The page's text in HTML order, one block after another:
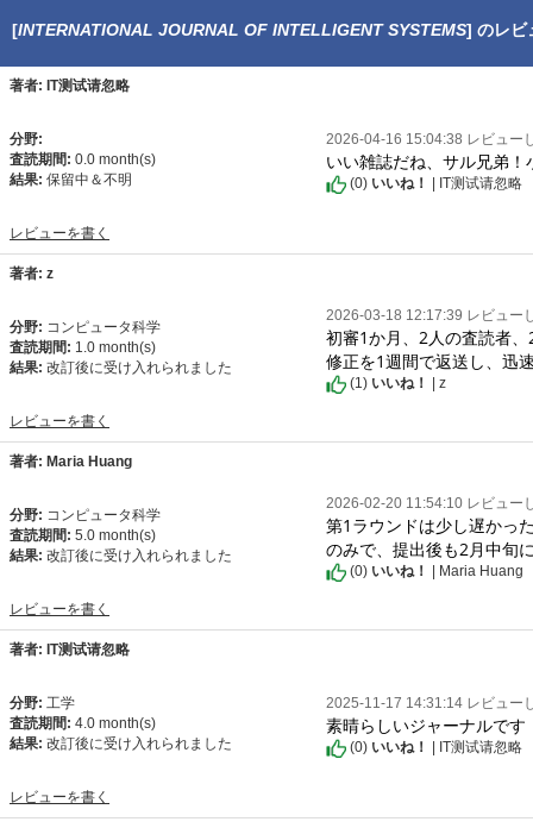
[INTERNATIONAL JOURNAL OF INTELLIGENT SYSTEMS] のレビ
著者: IT测试请忽略
分野:
査読期間: 0.0 month(s)
結果: 保留中＆不明
レビューを書く
2026-04-16 15:04:38 レビュー
いい雑誌だね、サル兄弟
(0) いいね！ | IT测试请忽略
著者: z
分野: コンピュータ科学
査読期間: 1.0 month(s)
結果: 改訂後に受け入れられました
レビューを書く
2026-03-18 12:17:39 レビュー
初審1か月、2人の査読者
修正を1週間で返送し、迅
(1) いいね！ | z
著者: Maria Huang
分野: コンピュータ科学
査読期間: 5.0 month(s)
結果: 改訂後に受け入れられました
レビューを書く
2026-02-20 11:54:10 レビュー
第1ラウンドは少し遅かっ
のみで、提出後も2月中旬
(0) いいね！ | Maria Huang
著者: IT测试请忽略
分野: 工学
査読期間: 4.0 month(s)
結果: 改訂後に受け入れられました
レビューを書く
2025-11-17 14:31:14 レビュー
素晴らしいジャーナルです
(0) いいね！ | IT测试请忽略